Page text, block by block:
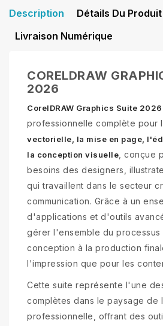
Description
Détails Du Produit
Livraison Numérique
CORELDRAW
2026
CorelDRAW Graphics Suite 2026
professionnelle complète pour
vectorielle, la mise en page,
la conception visuelle , conçue
besoins des designers,
qui travaillent dans le secteur
communication. Grâce à un
d'applications et d'outils
gérer l'ensemble du processus
conception à la production
l'impression que pour les
Cette suite représente l'une
complètes dans le paysage de
professionnelle, offrant des